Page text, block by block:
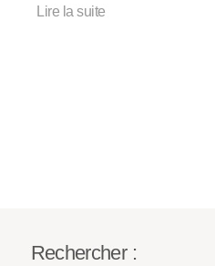
Lire la suite
Rechercher :